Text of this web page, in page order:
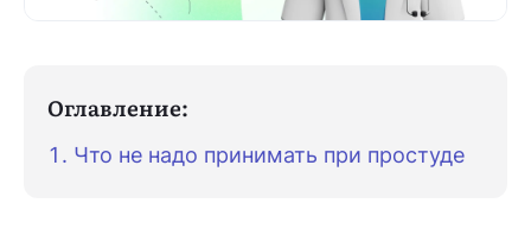
Оглавление:
Что не надо принимать при простуде